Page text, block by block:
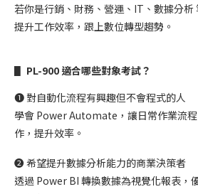
若你是行銷、財務、營運、IT、數據分析
提升工作效率，跟上數位轉型趨勢。
▋ PL-900 適合哪些對象考試？
➊ 對自動化流程有興趣但不會程式的人
學會 Power Automate，讓日常作業流
作，提升效率。
➋ 希望提升數據分析能力的商業決策者
透過 Power BI 轉換數據為視覺化報表，